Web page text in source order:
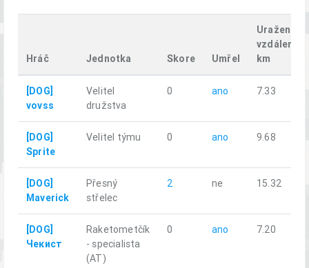
Hráč Jednotka Skore Umřel
Uražená
km
[DOG]
vovss
Velitel
družstva
0 ano 7.33
[DOG]
Sprite
Velitel týmu 0 ano 9.68
[DOG]
Maverick
Přesný
střelec
2 ne 15.32
[DOG]
Чекист
Raketometčík
- specialista
(AT)
0 ano 7.20